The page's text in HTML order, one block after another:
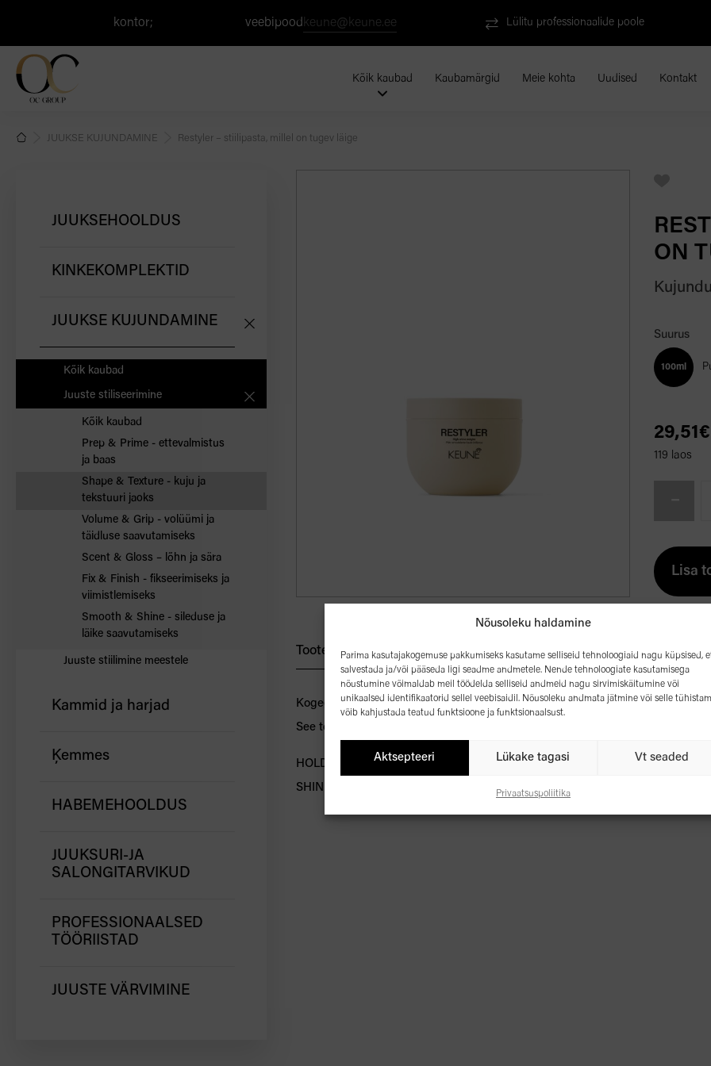
Nõusoleku haldamine
Parima kasutajakogemuse pakkumiseks kasutame selliseid tehnoloogiaid nagu küpsised,
salvestada ja/või pääseda ligi seadme andmetele. Nende tehnoloogiate kasutamisega
nõustumine võimaldab meil töödelda selliseid andmeid nagu sirvimiskäitumine või
unikaalsed identifikaatorid sellel veebisaidil. Nõusoleku andmata jätmine või selle
võib kahjustada teatud funktsioone ja funktsionaalsust.
Aktsepteeri Lükake tagasi Vt seaded
Privaatsuspoliitika
kontor; veebipood keune@keune.ee Lülitu professionaalide poole
Kõik kaubad Kaubamärgid Meie kohta Uudised Kontakt
JUUKSE KUJUNDAMINE Restyler – stiilipasta, millel on tugev läige
JUUKSEHOOLDUS
KINKEKOMPLEKTID
JUUKSE KUJUNDAMINE
Kõik kaubad
Juuste stiliseerimine
Kõik kaubad
Prep & Prime - ettevalmistus
ja baas
Shape & Texture - kuju ja
tekstuuri jaoks
Volume & Grip - volüümi ja
täidluse saavutamiseks
Scent & Gloss – lõhn ja sära
Fix & Finish - fikseerimiseks ja
viimistlemiseks
Smooth & Shine - sileduse ja
läike saavutamiseks
Juuste stiilimine meestele
Kammid ja harjad
Ķemmes
HABEMEHOOLDUS
JUUKSURI-JA
SALONGITARVIKUD
PROFESSIONAALSED
TÖÖRIISTAD
JUUSTE VÄRVIMINE
ON
Suurus
100ml
29,51€
119 laos
millel
on
tugev
läige
Lisa
Toote kirjeldus
Kogege Restyleri stiilipasta mitmekülgsust.
See toode annab loomuliku läike ja tugeva hoidvuse. Rikastatud
HOLD-faktor – 3 3-st
SHINE-faktor – 2 3-st